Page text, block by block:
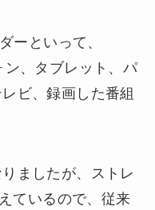
ーといって、
、タブレット、パ
ビ、録画した番組
ましたが、ストレ
ているので、従来